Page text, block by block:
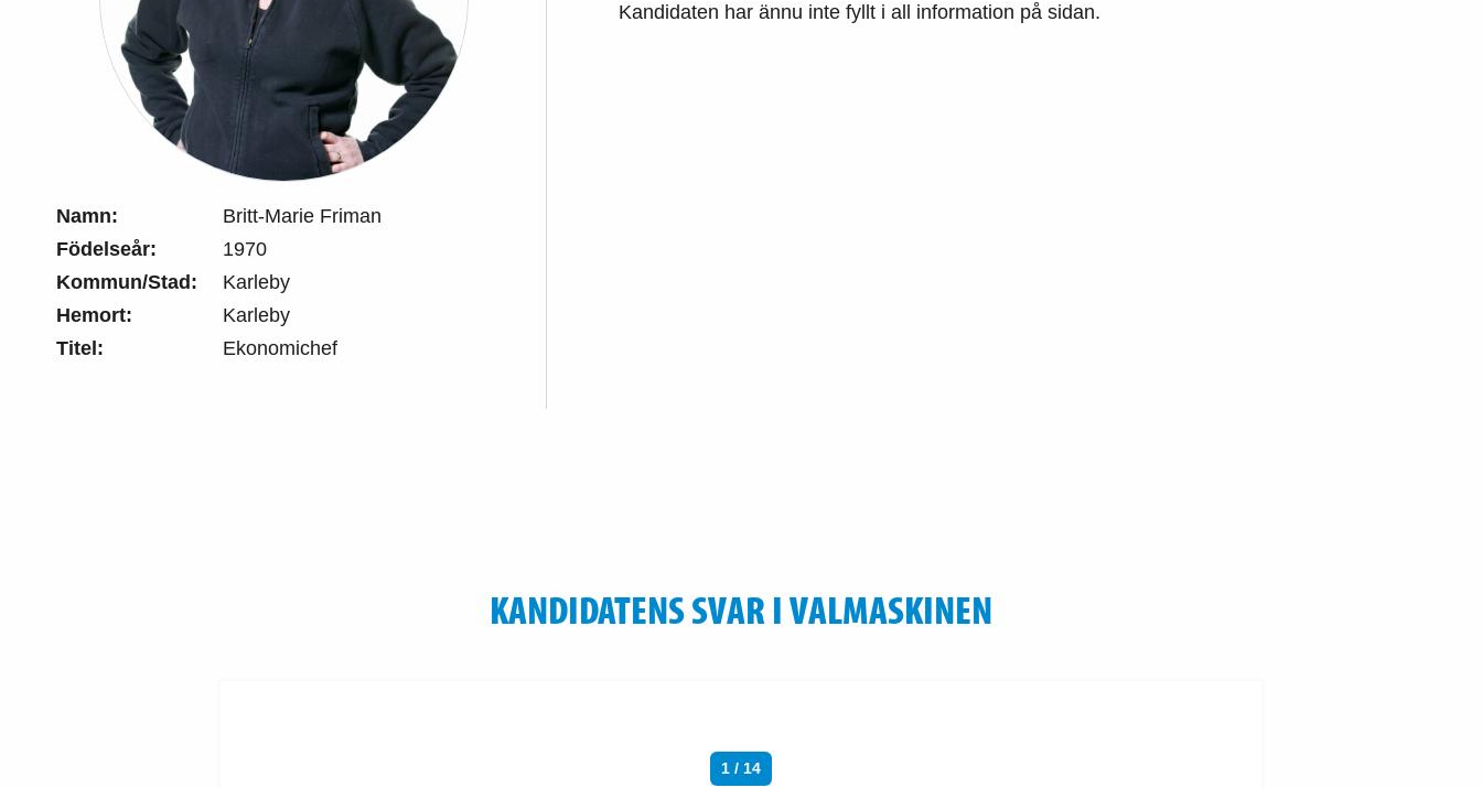
Namn:
Britt-Marie Friman
Födelseår:
1970
Kommun/Stad:
Karleby
Hemort:
Karleby
Titel:
Ekonomichef
Kandidaten har ännu inte fyllt i all information på sidan.
KANDIDATENS SVAR I VALMASKINEN
1 / 14